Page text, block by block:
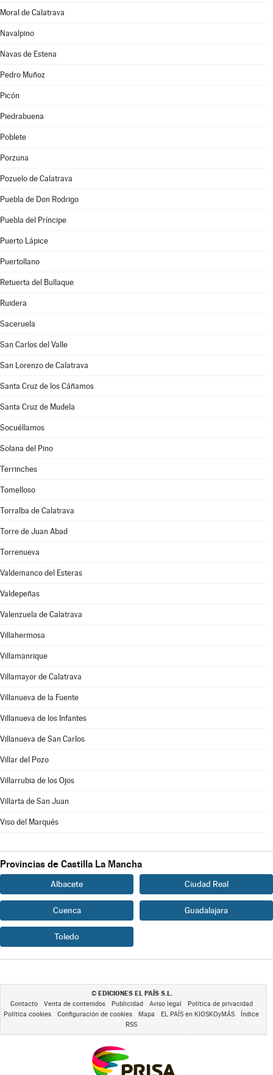
Moral de Calatrava
Navalpino
Navas de Estena
Pedro Muñoz
Picón
Piedrabuena
Poblete
Porzuna
Pozuelo de Calatrava
Puebla de Don Rodrigo
Puebla del Príncipe
Puerto Lápice
Puertollano
Retuerta del Bullaque
Ruidera
Saceruela
San Carlos del Valle
San Lorenzo de Calatrava
Santa Cruz de los Cáñamos
Santa Cruz de Mudela
Socuéllamos
Solana del Pino
Terrinches
Tomelloso
Torralba de Calatrava
Torre de Juan Abad
Torrenueva
Valdemanco del Esteras
Valdepeñas
Valenzuela de Calatrava
Villahermosa
Villamanrique
Villamayor de Calatrava
Villanueva de la Fuente
Villanueva de los Infantes
Villanueva de San Carlos
Villar del Pozo
Villarrubia de los Ojos
Villarta de San Juan
Viso del Marqués
Provincias de Castilla La Mancha
Albacete Ciudad Real
Cuenca Guadalajara
Toledo
© EDICIONES EL PAÍS S.L.
Contacto Venta de contenidos Publicidad Aviso legal
Política de privacidad
Política cookies
Configuración de cookies Mapa EL PAÍS en KIOSKOyMÁS
Índice
RSS